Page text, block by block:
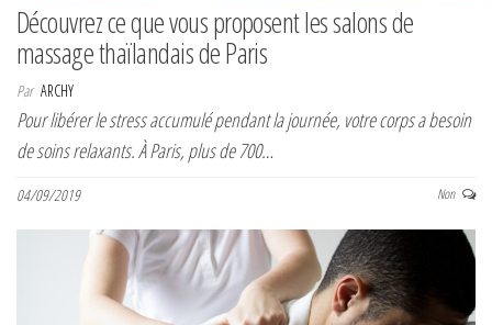
Découvrez ce que vous proposent les salons de
massage thaïlandais de Paris
Par ARCHY
Pour libérer le stress accumulé pendant la journée, votre corps a besoin
de soins relaxants. À Paris, plus de 700…
04/09/2019 Non